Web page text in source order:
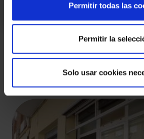
Permitir todas las
Permitir la
Solo usar cookies
ENVIAR
¿Flexibilidad en
búsqueda?